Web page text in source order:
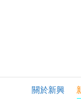
關於新興